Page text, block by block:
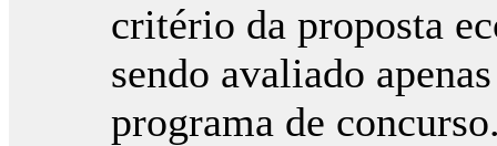
critério da proposta
sendo avaliado
programa de